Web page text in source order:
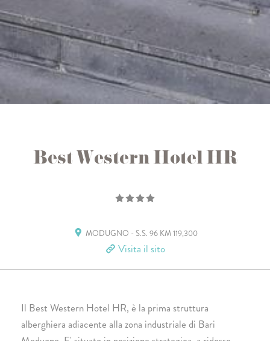
Best Western Hotel HR
MODUGNO - S.S. 96 KM 119,300
Visita il sito
Il Best Western Hotel HR, è la prima struttura
alberghiera adiacente alla zona industriale di Bari